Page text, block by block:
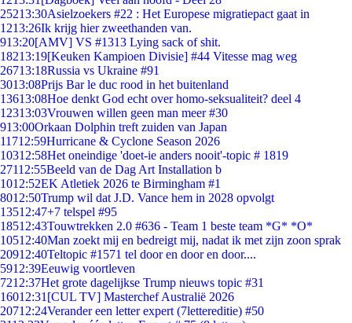
25213:30Asielzoekers #22 : Het Europese migratiepact gaat in
1213:26Ik krijg hier zweethanden van.
913:20[AMV] VS #1313 Lying sack of shit.
18213:19[Keuken Kampioen Divisie] #44 Vitesse mag weg
26713:18Russia vs Ukraine #91
3013:08Prijs Bar le duc rood in het buitenland
13613:08Hoe denkt God echt over homo-seksualiteit? deel 4
12313:03Vrouwen willen geen man meer #30
913:00Orkaan Dolphin treft zuiden van Japan
11712:59Hurricane & Cyclone Season 2026
10312:58Het oneindige 'doet-ie anders nooit'-topic # 1819
27112:55Beeld van de Dag Art Installation b
1012:52EK Atletiek 2026 te Birmingham #1
8012:50Trump wil dat J.D. Vance hem in 2028 opvolgt
13512:47+7 telspel #95
18512:43Touwtrekken 2.0 #636 - Team 1 beste team *G* *O*
10512:40Man zoekt mij en bedreigt mij, nadat ik met zijn zoon sprak
20912:40Teltopic #1571 tel door en door en door....
5912:39Eeuwig voortleven
7212:37Het grote dagelijkse Trump nieuws topic #31
16012:31 [CUL TV] Masterchef Australië 2026
20712:24Verander een letter expert (7lettereditie) #50